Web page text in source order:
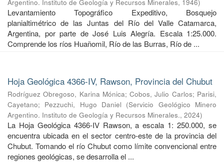
Argentino. Instituto de Geología y Recursos Minerales, 1946)
Levantamiento Topográfico Expeditivo, Bosquejo
planialtimétrico de las Juntas del Río del Valle Catamarca,
Argentina, por parte de José Luis Alegría. Escala 1:25.000.
Comprende los ríos Huañomil, Río de las Burras, Río de ...
Hoja Geológica 4366-IV, Rawson, Provincia del Chubut
Rodríguez Obregoso, Karina Mónica;Cobos, Julio Carlos; Parisi,
Cayetano; Pezzuchi, Hugo Daniel (Servicio Geológico Minero
Argentino. Instituto de Geología y Recursos Minerales., 2024)
La Hoja Geológica 4366-IV Rawson, a escala 1: 250.000, se
encuentra ubicada en el sector centro-este de la provincia del
Chubut. Tomando el río Chubut como límite convencional entre
regiones geológicas, se desarrolla el ...